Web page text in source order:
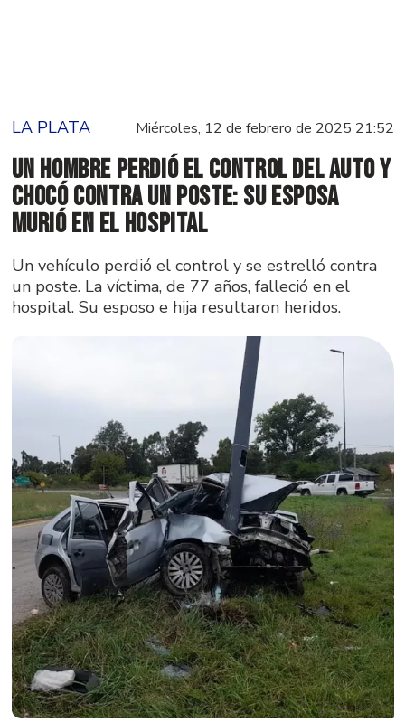
LA PLATA Miércoles, 12 de febrero de 2025 21:52
Un hombre perdió el control del auto y
chocó contra un poste: su esposa
murió en el hospital
Un vehículo perdió el control y se estrelló contra
un poste. La víctima, de 77 años, falleció en el
hospital. Su esposo e hija resultaron heridos.